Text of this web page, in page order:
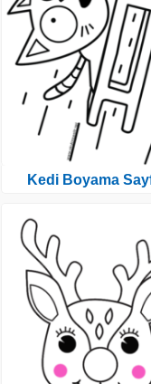
Kedi Boyama